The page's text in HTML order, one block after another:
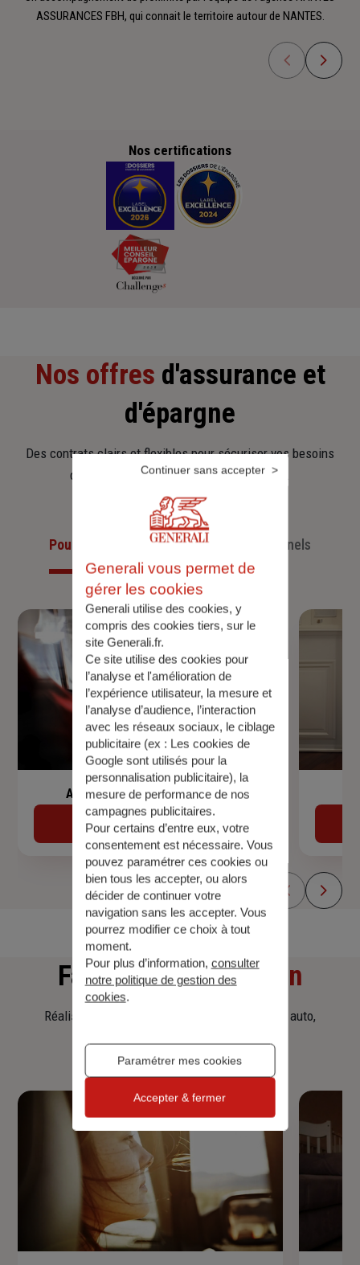
ASSURANCES FBH, qui connait le territoire autour de NANTES.
Nos certifications
Nos offres d'assurance et
d'épargne
Des contrats clairs et flexibles pour sécuriser vos besoins
d’aujourd’hui et anticiper ceux de demain.
Pour les particuliersPour les professionnels
Assurance de prêt immobilier
Découvrir
Faitesune simulation
Réalisez une simulation tarifaire d'assurance, auto,
Generali vous permet de
gérer les cookies
Generali utilise des cookies, y
compris des cookies tiers, sur le
site Generali.fr.
Ce site utilise des cookies pour
l’analyse et l'amélioration de
l’expérience utilisateur, la mesure et
l’analyse d’audience, l’interaction
avec les réseaux sociaux, le ciblage
publicitaire (ex : Les cookies de
Google sont utilisés pour la
personnalisation publicitaire), la
mesure de performance de nos
campagnes publicitaires.
Pour certains d’entre eux, votre
consentement est nécessaire. Vous
pouvez paramétrer ces cookies ou
bien tous les accepter, ou alors
décider de continuer votre
navigation sans les accepter. Vous
pourrez modifier ce choix à tout
moment.
Pour plus d’information, consulter
notre politique de gestion des
cookies.
Paramétrer mes cookies
Continuer sans accepter
Accepter & fermer